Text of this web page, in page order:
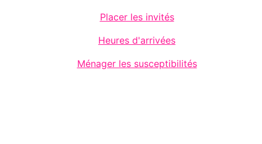
Placer les invités
Heures d'arrivées
Ménager les susceptibilités